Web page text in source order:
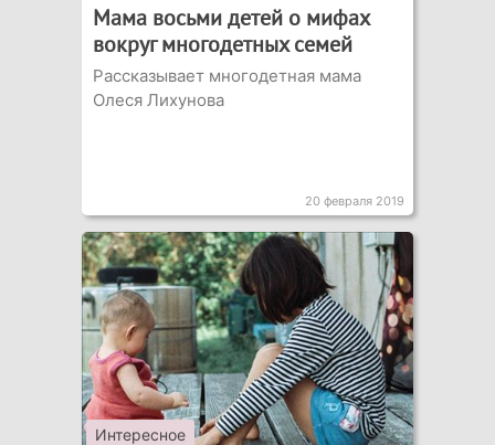
Мама восьми детей о мифах
вокруг многодетных семей
Рассказывает многодетная мама
Олеся Лихунова
20 февраля 2019
Интересное